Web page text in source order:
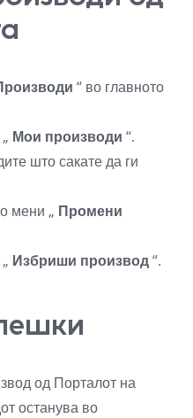
“ во главното
Мои производи “.
што сакате да ги
мени „ Промени
Избриши производ“.
од Порталот на
останува во